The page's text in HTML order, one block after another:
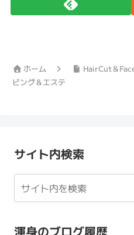
ホーム HairCut＆
ビング＆エステ
サイト内検索
渾身のブログ履歴